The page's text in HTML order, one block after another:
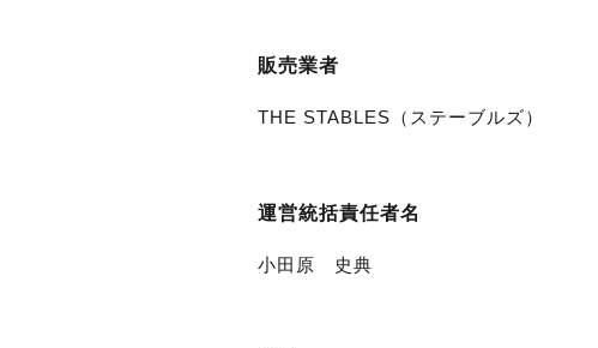
販売業者
THE STABLES（ステーブルズ）
運営統括責任者名
小田原 史典